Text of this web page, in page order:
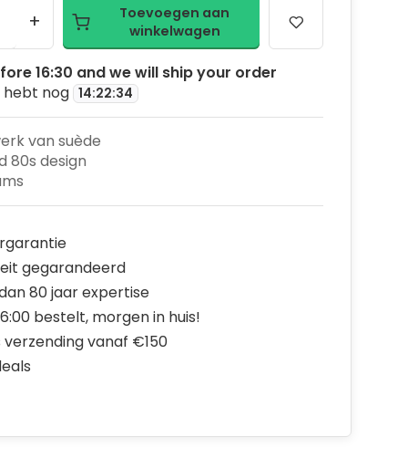
+
Toevoegen aan
winkelwagen
16:30 and we will ship your order
hebt nog 14:22:33
van suède
80s design
gegarandeerd
80 jaar expertise
bestelt, morgen in huis!
verzending vanaf €150